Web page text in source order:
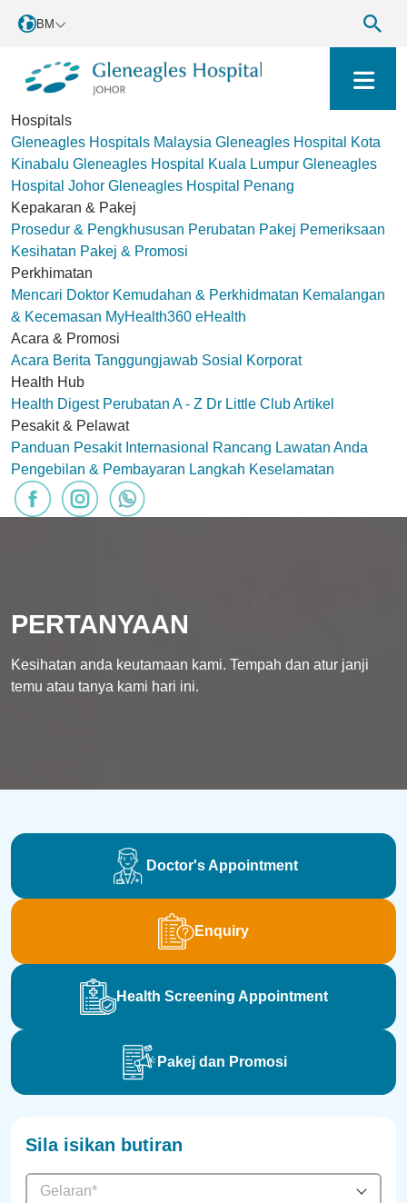
BM
Hospitals
Gleneagles Hospitals Malaysia Gleneagles Hospital Kota
Kinabalu Gleneagles Hospital Kuala Lumpur Gleneagles
Hospital Johor Gleneagles Hospital Penang
Kepakaran & Pakej
Prosedur & Pengkhususan Perubatan Pakej Pemeriksaan
Kesihatan Pakej & Promosi
Perkhimatan
Mencari Doktor Kemudahan & Perkhidmatan Kemalangan
& Kecemasan MyHealth360 eHealth
Acara & Promosi
Acara Berita Tanggungjawab Sosial Korporat
Health Hub
Health Digest Perubatan A - Z Dr Little ClubArtikel
Pesakit & Pelawat
Panduan Pesakit Internasional
Rancang Lawatan Anda
Pengebilan & Pembayaran Langkah Keselamatan
PERTANYAAN
Kesihatan anda keutamaan kami. Tempah dan atur janji
temu atau tanya kami hari ini.
Doctor's Appointment
Enquiry
Health Screening Appointment
Pakej dan Promosi
Sila isikan butiran
Gelaran*